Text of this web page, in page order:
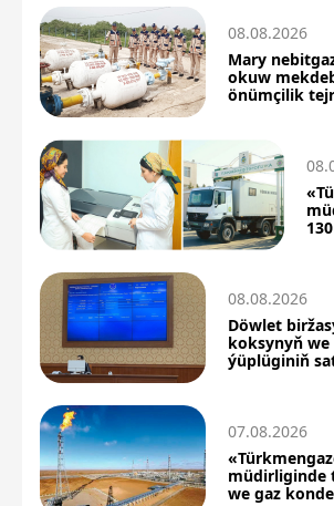
08.08.2026
Mary
okuw
önümçilik
08.08.2026
Döwlet
koksynyň we
ýüplüginiň
07.08.2026
müdirliginde
we gaz